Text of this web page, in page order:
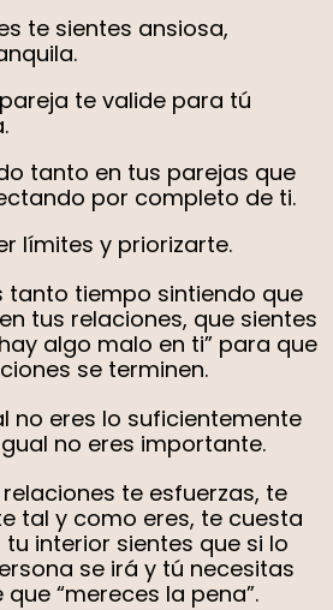
te sientes ansiosa,
te valide para tú
tanto en tus parejas que
por completo de ti.
límites y priorizarte.
tanto tiempo sintiendo que
tus relaciones, que sientes
algo malo en ti” para que
se terminen.
no eres lo suficientemente
no eres importante.
te esfuerzas, te
tal y como eres, te cuesta
interior sientes que si lo
se irá y tú necesitas
“mereces la pena”.